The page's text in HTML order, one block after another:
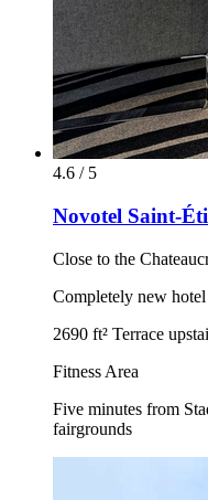
4.6 / 5
Novotel Saint-
Close to the
Completely new hotel
2690 ft² Terrace
Fitness Area
Five minutes from
fairgrounds